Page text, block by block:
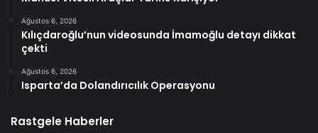
Ağustos 6, 2026
Kılıçdaroğlu’nun videosunda İmamoğlu detayı dikkat
çekti
Ağustos 6, 2026
Isparta’da Dolandırıcılık Operasyonu
Rastgele Haberler